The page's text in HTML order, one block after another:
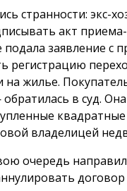
странности: экс-
акт
заявление с
регистрацию
на жилье.
обратилась в суд.
владелицей
очередь